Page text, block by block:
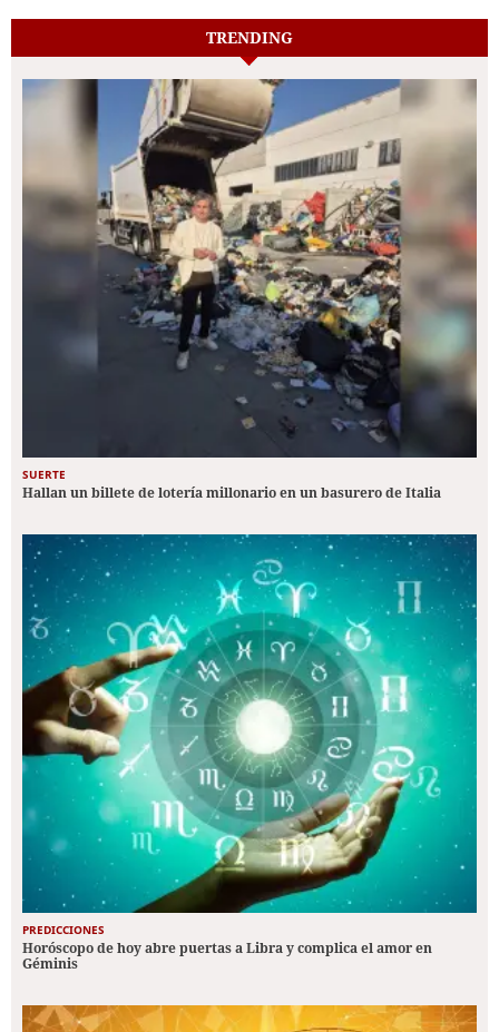
TRENDING
SUERTE
Hallan un billete de lotería millonario en un basurero de Italia
PREDICCIONES
Horóscopo de hoy abre puertas a Libra y complica el amor en
Géminis